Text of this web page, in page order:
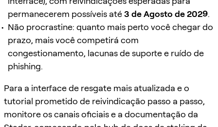
permanecerem possíveis até3 de Agosto de 2029.
Não procrastine: quanto mais perto você chegar do
prazo, mais você competirá com
congestionamento, lacunas de suporte e ruído de
phishing.
Para a interface de resgate mais atualizada e o
tutorial prometido de reivindicação passo a passo,
monitore os canais oficiais e a documentação da